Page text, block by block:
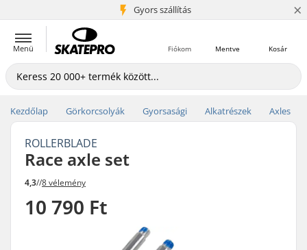
Gyors szállítás
5+ millió ügyfél ×
Menü Kosár
Mentve
Fiókom
Kezdőlap Görkorcsolyák Gyorsasági Alkatrészek Axles
ROLLERBLADE
Race axle set
4,3//8 vélemény
10 790 Ft